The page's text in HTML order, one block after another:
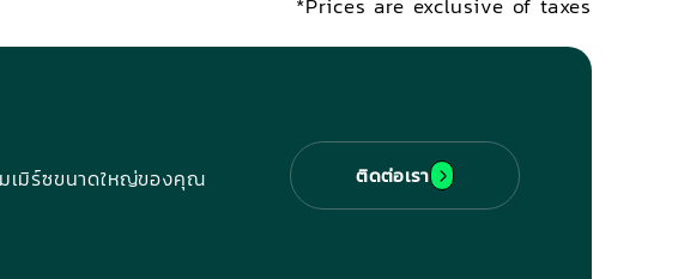
เมิร์ซขนาดใหญ่ของคุณ
ติดต่อเรา